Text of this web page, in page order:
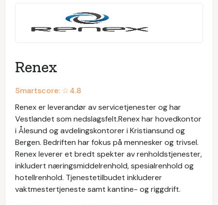
Renex
Smartscore: ☆4.8
Renex er leverandør av servicetjenester og har
Vestlandet som nedslagsfelt.Renex har hovedkontor
i Ålesund og avdelingskontorer i Kristiansund og
Bergen. Bedriften har fokus på mennesker og trivsel.
Renex leverer et bredt spekter av renholdstjenester,
inkludert næringsmiddelrenhold, spesialrenhold og
hotellrenhold. Tjenestetilbudet inkluderer
vaktmestertjeneste samt kantine- og riggdrift.